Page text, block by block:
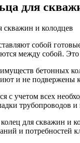
для
собой
между собой.
бетонных
и не подвержены
с учетом всех
трубопроводов
для скважин и
и потребностей